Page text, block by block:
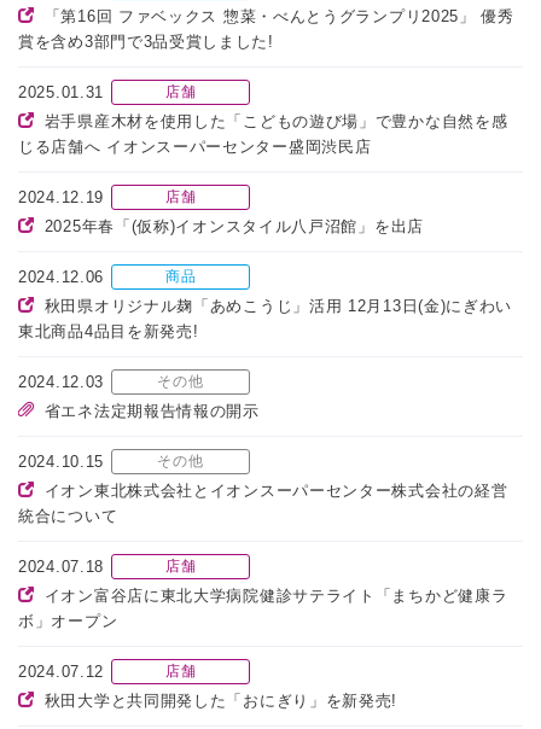
「第16回 ファベックス 惣菜・べんとうグランプリ2025」 優秀
賞を含め3部門で3品受賞しました!
2025.01.31 店舗
岩手県産木材を使用した「こどもの遊び場」で豊かな自然を感
じる店舗へ イオンスーパーセンター盛岡渋民店
2024.12.19 店舗
2025年春「(仮称)イオンスタイル八戸沼館」を出店
2024.12.06 商品
秋田県オリジナル麹「あめこうじ」活用 12月13日(金)にぎわい
東北商品4品目を新発売!
2024.12.03 その他
省エネ法定期報告情報の開示
2024.10.15 その他
イオン東北株式会社とイオンスーパーセンター株式会社の経営
統合について
2024.07.18 店舗
イオン富谷店に東北大学病院健診サテライト「まちかど健康ラ
ボ」オープン
2024.07.12 店舗
秋田大学と共同開発した「おにぎり」を新発売!